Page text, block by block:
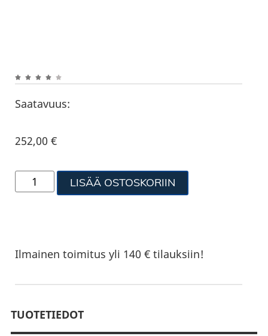
Saatavuus:
252,00€
LISÄÄ OSTOSKORIIN
Ilmainen toimitus yli 140 € tilauksiin!
TUOTETIEDOT